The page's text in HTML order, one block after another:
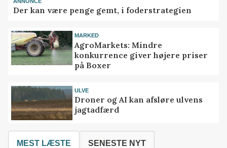
Der kan være penge gemt, i foderstrategien
MARKED
AgroMarkets: Mindre
konkurrence giver højere priser
på Boxer
ULVE
Droner og AI kan afsløre ulvens
jagtadfærd
MEST LÆSTE SENESTE NYT